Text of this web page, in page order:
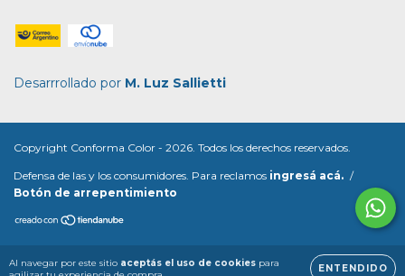
Al navegar por este sitio aceptás el uso de cookies para
ENTENDIDO
Desarrrollado por M. Luz Sallietti
Copyright Conforma Color - 2026. Todos los derechos reservados.
Defensa de las y los consumidores. Para reclamos ingresá acá. /
Botón de arrepentimiento